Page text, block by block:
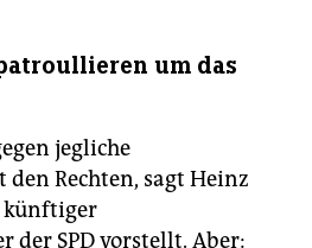
um das
jegliche
Rechten, sagt Heinz
künftiger
der SPD vorstellt. Aber: